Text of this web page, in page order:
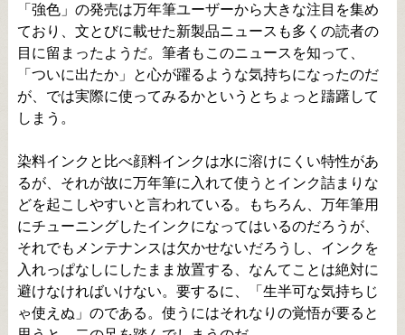
「強色」の発売は万年筆ユーザーから大きな注目を集め
ており、文とびに載せた新製品ニュースも多くの読者の
目に留まったようだ。筆者もこのニュースを知って、
「ついに出たか」と心が躍るような気持ちになったのだ
が、では実際に使ってみるかというとちょっと躊躇して
しまう。
染料インクと比べ顔料インクは水に溶けにくい特性があ
るが、それが故に万年筆に入れて使うとインク詰まりな
どを起こしやすいと言われている。もちろん、万年筆用
にチューニングしたインクになってはいるのだろうが、
それでもメンテナンスは欠かせないだろうし、インクを
入れっぱなしにしたまま放置する、なんてことは絶対に
避けなければいけない。要するに、「生半可な気持ちじ
ゃ使えぬ」のである。使うにはそれなりの覚悟が要ると